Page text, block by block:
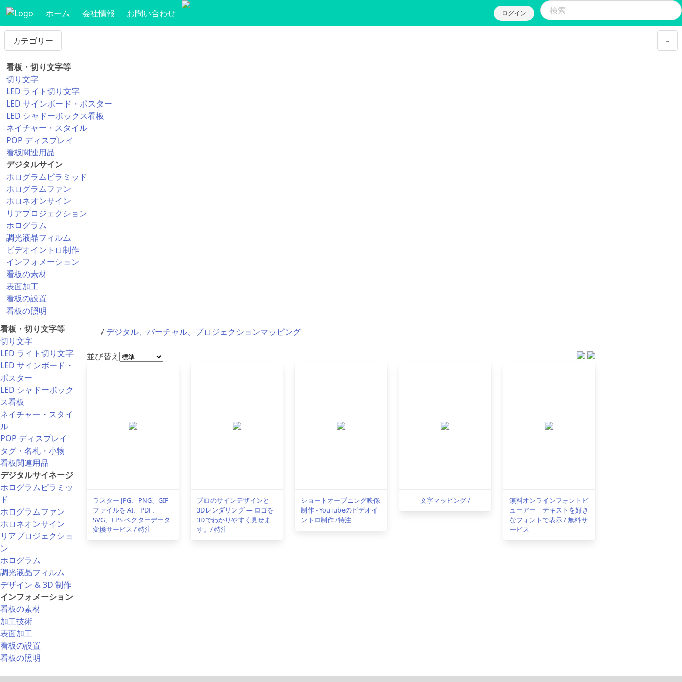
ホーム 会社情報 お問い合わせ ログイン
カテゴリー -
看板・切り文字等
切り文字
LED ライト切り文字
LED サインボード・ポスター
LED シャドーボックス看板
ネイチャー・スタイル
POP ディスプレイ
看板関連用品
デジタルサイン
ホログラムピラミッド
ホログラムファン
ホロネオンサイン
リアプロジェクション
ホログラム
調光液晶フィルム
ビデオイントロ制作
インフォメーション
看板の素材
表面加工
看板の設置
看板の照明
看板・切り文字等
切り文字
LED ライト切り文字
LED サインボード・
ポスター
LED シャドーボック
ス看板
ネイチャー・スタイ
ル
POP ディスプレイ
タグ・名札・小物
看板関連用品
デジタルサイネージ
ホログラムピラミッ
ド
ホログラムファン
ホロネオンサイン
リアプロジェクショ
ン
ホログラム
調光液晶フィルム
デザイン & 3D 制作
インフォメーション
看板の素材
加工技術
表面加工
看板の設置
看板の照明
/ デジタル、バーチャル、プロジェクションマッピング
並び替え
ラスター JPG、PNG、GIF
ファイルを AI、PDF、
SVG、EPS ベクターデータ
変換サービス / 特注
プロのサインデザインと
3Dレンダリング ― ロゴを
3Dでわかりやすく見せま
す。/ 特注
ショートオープニング映像
制作 - YouTubeのビデオイ
ントロ制作 /特注
文字マッピング /
無料オンラインフォントビ
ューアー｜テキストを好き
なフォントで表示 / 無料サ
ービス